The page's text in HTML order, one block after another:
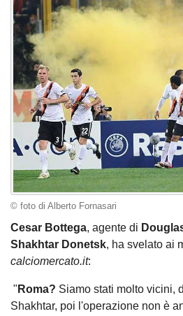
© foto di Alberto Fornasari
Cesar Bottega, agente di
Shakhtar Donetsk, ha svelato ai
calciomercato.it:
" Roma? Siamo stati molto vicini,
Shakhtar, poi l'operazione non è